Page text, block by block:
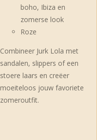
boho, Ibiza en
zomerse look
Roze
Combineer Jurk Lola met
sandalen, slippers of een
stoere laars en creëer
moeiteloos jouw favoriete
zomeroutfit.